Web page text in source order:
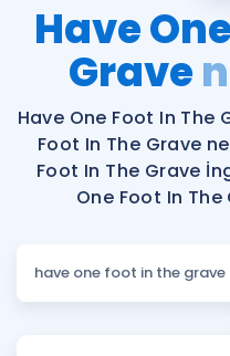
Şifremi
Katılımcı Görüşleri
Faydalı Araçlar
Ücretsiz Kaynaklar
Blog
Hakkımızda
Have
Grave
Have One Foot In The
Foot In The Grave
Foot In The Grave
One Foot In The